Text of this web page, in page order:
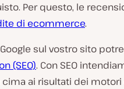
Per questo, le
di ecommerce.
sul vostro sito
(SEO). Con SEO
ai risultati dei motori